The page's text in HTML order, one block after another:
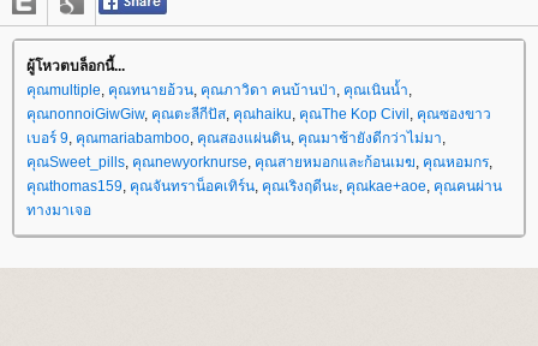
ผู้โหวตบล็อกนี้...
คุณmultiple คุณทนายอ้วน คุณภาวิดา คนบ้านป่า คุณเนินน้ำ
คุณnonnoiGiwGiw, คุณตะลีกีปัส คุณhaiku คุณThe Kop Civil คุณซองขาว
เบอร์ 9 คุณmariabamboo คุณสองแผ่นดิน คุณมาช้ายังดีกว่าไม่มา
คุณSweet_pills คุณnewyorknurse คุณสายหมอกและก้อนเมฆ คุณหอมกร
คุณthomas159 คุณจันทราน็อคเทิร์น คุณเริงฤดีนะ คุณkae+aoe คุณคนผ่าน
ทางมาเจอ